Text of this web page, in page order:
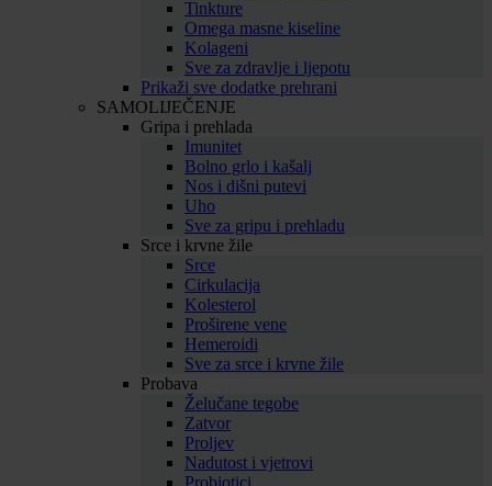
Tinkture
Omega masne kiseline
Kolageni
Sve za zdravlje i ljepotu
Prikaži sve dodatke prehrani
SAMOLIJEČENJE
Gripa i prehlada
Imunitet
Bolno grlo i kašalj
Nos i dišni putevi
Uho
Sve za gripu i prehladu
Srce i krvne žile
Srce
Cirkulacija
Kolesterol
Proširene vene
Hemeroidi
Sve za srce i krvne žile
Probava
Želučane tegobe
Zatvor
Proljev
Nadutost i vjetrovi
Probiotici